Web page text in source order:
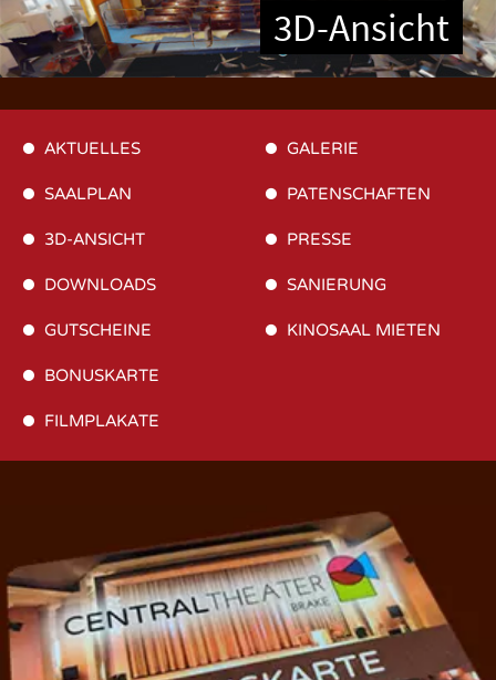
3D-Ansicht
AKTUELLES
SAALPLAN
3D-ANSICHT
DOWNLOADS
GUTSCHEINE
BONUSKARTE
FILMPLAKATE
GALERIE
PATENSCHAFTEN
PRESSE
SANIERUNG
KINOSAAL MIETEN